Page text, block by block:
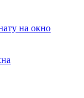
на окно